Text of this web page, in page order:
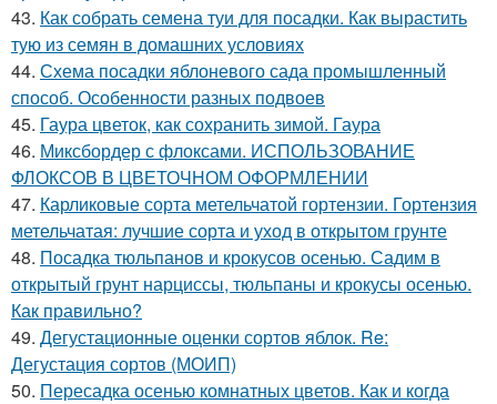
43. Как собрать семена туи для посадки. Как вырастить
тую из семян в домашних условиях
44. Схема посадки яблоневого сада промышленный
способ. Особенности разных подвоев
45. Гаура цветок, как сохранить зимой. Гаура
46. Миксбордер с флоксами. ИСПОЛЬЗОВАНИЕ
ФЛОКСОВ В ЦВЕТОЧНОМ ОФОРМЛЕНИИ
47. Карликовые сорта метельчатой гортензии. Гортензия
метельчатая: лучшие сорта и уход в открытом грунте
48. Посадка тюльпанов и крокусов осенью. Садим в
открытый грунт нарциссы, тюльпаны и крокусы осенью.
Как правильно?
49. Дегустационные оценки сортов яблок. Re:
Дегустация сортов (МОИП)
50. Пересадка осенью комнатных цветов. Как и когда